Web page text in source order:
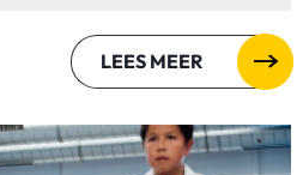
LEES MEER